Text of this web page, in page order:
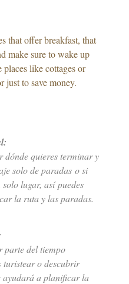
that offer breakfast, that
make sure to wake up
like cottages or
just to save money.
dónde quieres terminar y
solo de paradas o si
lugar, así puedes
la ruta y las paradas.
parte del tiempo
turistear o descubrir
ayudará a planificar la